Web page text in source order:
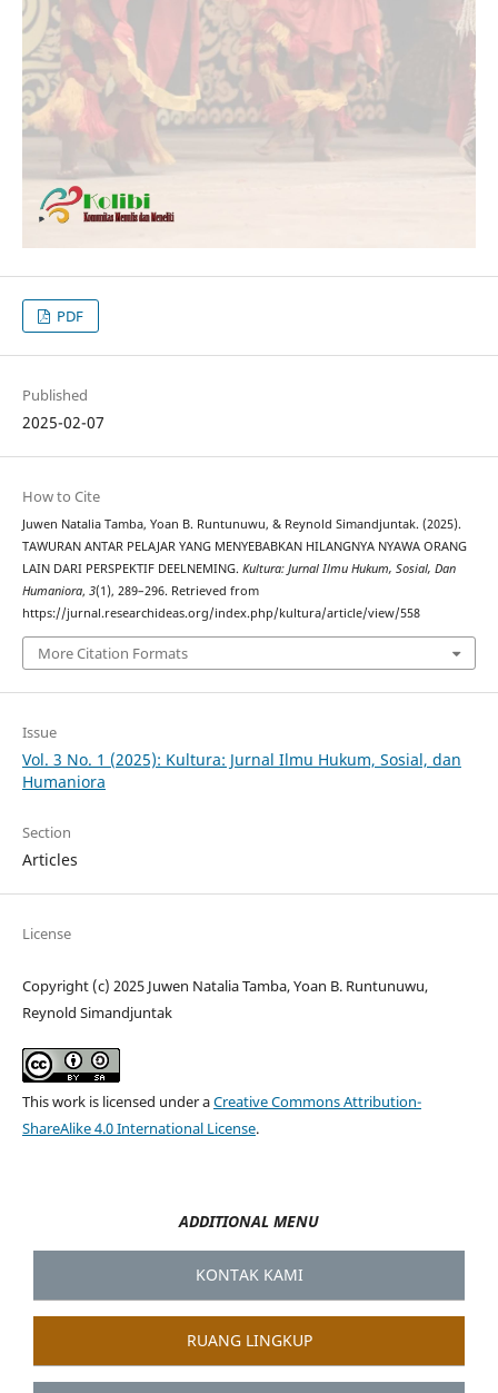
PDF
Published
2025-02-07
How to Cite
Juwen Natalia Tamba, Yoan B. Runtunuwu, & Reynold Simandjuntak. (2025).
TAWURAN ANTAR PELAJAR YANG MENYEBABKAN HILANGNYA NYAWA ORANG
LAIN DARI PERSPEKTIF DEELNEMING. Kultura: Jurnal Ilmu Hukum, Sosial, Dan
Humaniora, 3(1), 289–296. Retrieved from
https://jurnal.researchideas.org/index.php/kultura/article/view/558
More Citation Formats
Issue
Vol. 3 No. 1 (2025): Kultura: Jurnal Ilmu Hukum, Sosial, dan
Humaniora
Section
Articles
License
Copyright (c) 2025 Juwen Natalia Tamba, Yoan B. Runtunuwu,
Reynold Simandjuntak
This work is licensed under aCreative Commons Attribution-
ShareAlike 4.0 International License.
ADDITIONAL MENU
KONTAK KAMI
RUANG LINGKUP